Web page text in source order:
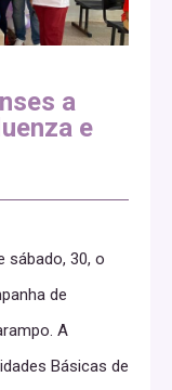
a
e
sábado, 30, o
de
A
Básicas de